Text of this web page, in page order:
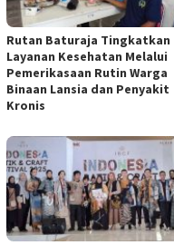
Rutan Baturaja Tingkatkan
Layanan Kesehatan Melalui
Pemerikasaan Rutin Warga
Binaan Lansia dan Penyakit
Kronis